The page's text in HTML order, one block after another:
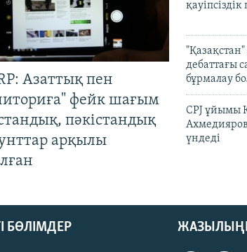
Азаттық пен
фейк шағым
пәкістандық
арқылы
дебаттағы
бұрмалау
CPJ ұйымы
үндеді
БӨЛІМДЕР